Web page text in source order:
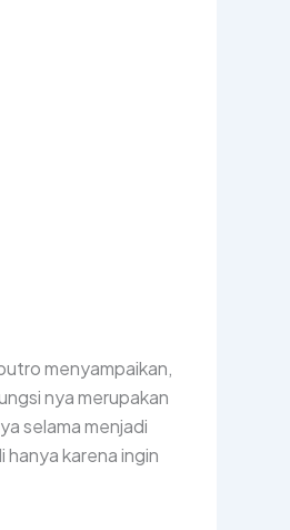
menyampaikan,
nya merupakan
selama menjadi
karena ingin